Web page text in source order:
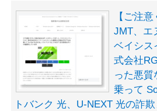
【ご注
JMT、エ
ベイシス
式会社
った悪質
乗って
トバンク 光、U-NEXT 光の詐